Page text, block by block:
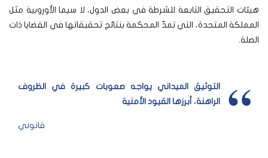
هيئات التحقيق التابعة للشرطة في بعض الدول، لا سيما الأوروبية مثل
المملكة المتحدة، التي تمدّ المحكمة بنتائج تحقيقاتها في القضايا ذات
الصلة.
التوثيق الميداني يواجه صعوبات كبيرة في الظروف
الراهنة، أبرزها القيود الأمنية
قانوني